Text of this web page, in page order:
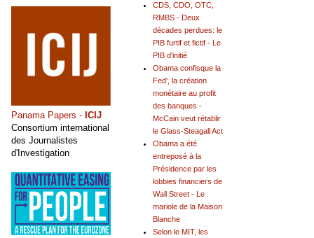
CDS, CDO, OTC,
RMBS - Deux
décades perdues: le
PIB furtif et fictif - Le
PIB d'initié
Obama confisque la
Fed', la création
monétaire au profit
des banques -
McCain veut rétablir
le Glass-Steagall Act
Obama a été
entreposé à la
Présidence par les
lobbies financiers de
Wall Street - Le
mariole de la Maison
Blanche
Selon le MIT, les
Panama Papers - ICIJ
Consortium international
des Journalistes
d'Investigation